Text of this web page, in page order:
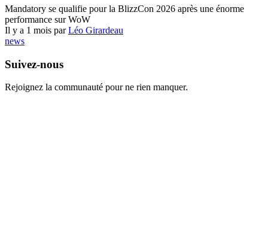
Mandatory se qualifie pour la BlizzCon 2026 après une énorme
performance sur WoW
Il y a 1 mois parLéo Girardeau
news
Suivez-nous
Rejoignez la communauté pour ne rien manquer.